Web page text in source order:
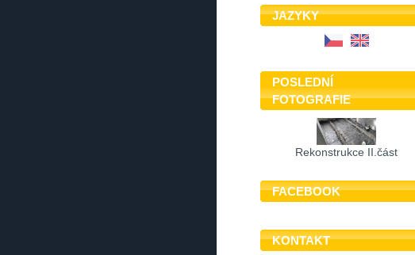
JAZYKY
POSLEDNÍ
FOTOGRAFIE
Rekonstrukce II.část
FACEBOOK
KONTAKT